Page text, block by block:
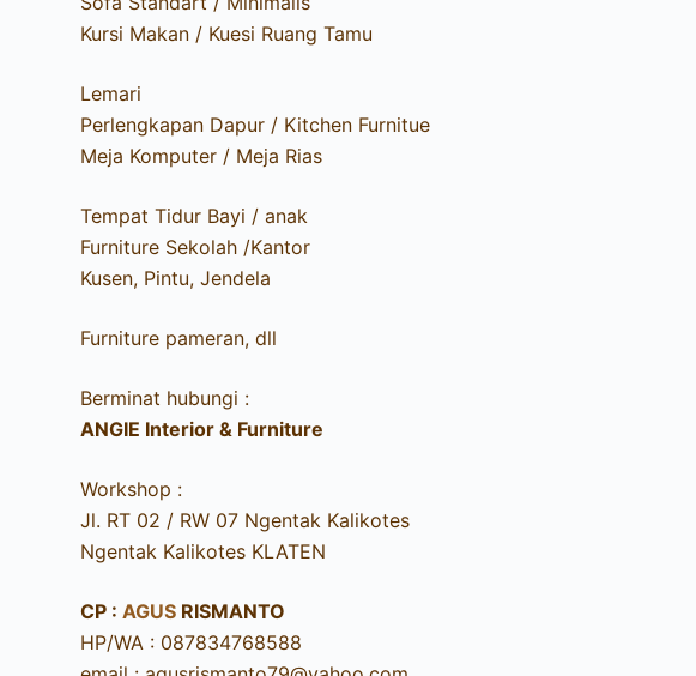
Kursi Makan / Kuesi Ruang Tamu
Lemari
Perlengkapan Dapur / Kitchen Furnitue
Meja Komputer / Meja Rias
Tempat Tidur Bayi / anak
Furniture Sekolah /Kantor
Kusen, Pintu, Jendela
Furniture pameran, dll
Berminat hubungi :
ANGIE Interior & Furniture
Workshop :
Jl. RT 02 / RW 07 Ngentak Kalikotes
Ngentak Kalikotes KLATEN
CP :AGUS RISMANTO
HP/WA : 087834768588